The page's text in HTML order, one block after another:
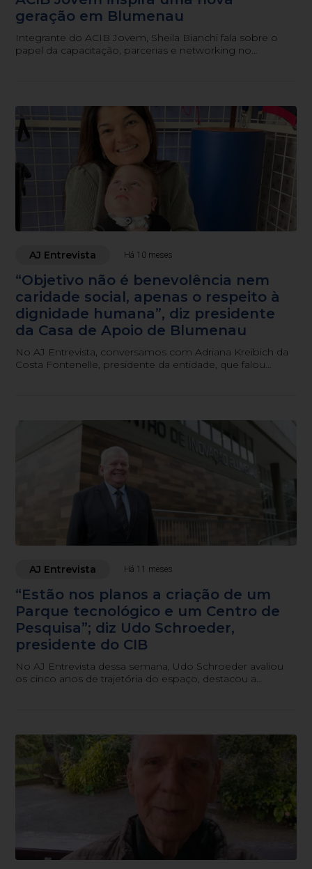
geração em Blumenau
Integrante do ACIB Jovem, Sheila Bianchi fala sobre o
papel da capacitação, parcerias e networking no
AJ Entrevista Há 10 meses
“Objetivo não é benevolência nem
caridade social, apenas o respeito à
dignidade humana”, diz presidente
da Casa de Apoio de Blumenau
No AJ Entrevista, conversamos com Adriana Kreibich da
Costa Fontenelle, presidente da entidade, que falou
AJ Entrevista Há 11 meses
“Estão nos planos a criação de um
Parque tecnológico e um Centro de
Pesquisa”; diz Udo Schroeder,
presidente do CIB
No AJ Entrevista dessa semana, Udo Schroeder avaliou
os cinco anos de trajetória do espaço, destacou a